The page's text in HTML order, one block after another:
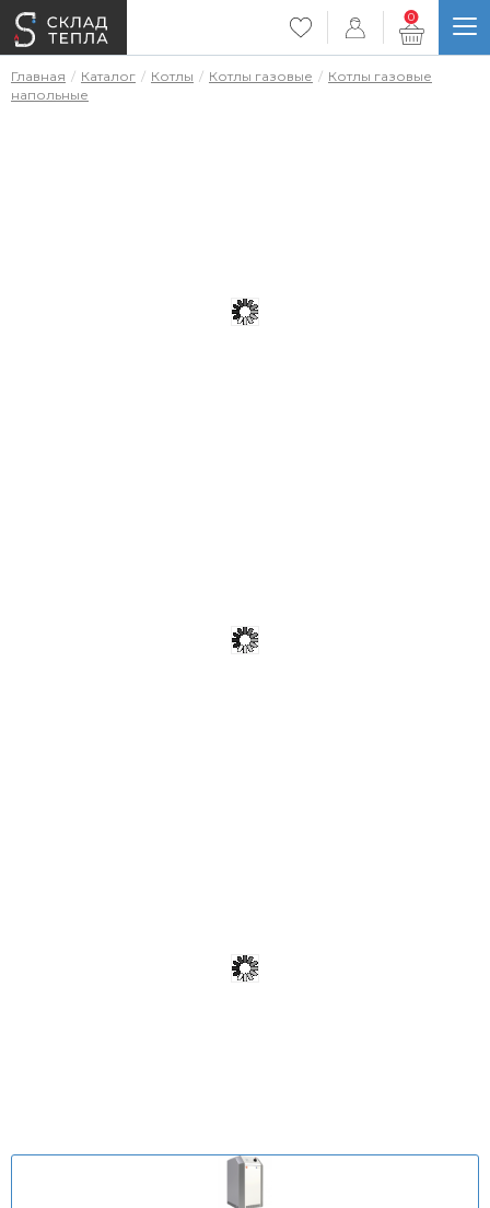
0
Главная Каталог Котлы Котлы газовые
Котлы газовые
напольные